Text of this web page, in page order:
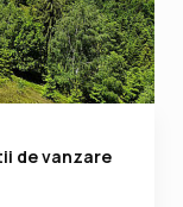
de vanzare